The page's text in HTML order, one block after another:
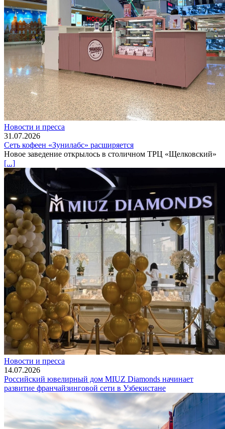
Новости и пресса
31.07.2026
Сеть кофеен «Зунилабс» расширяется
Новое заведение открылось в столичном ТРЦ «Щелковский»
[...]
Новости и пресса
14.07.2026
Российский ювелирный дом MIUZ Diamonds начинает
развитие франчайзинговой сети в Узбекистане